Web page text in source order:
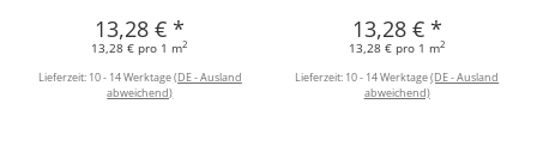
13,28 €*
13,28 € pro 1 m2
Lieferzeit: 10 - 14 Werktage(DE - Ausland
abweichend)
13,28 € *
13,28 € pro 1 m2
Lieferzeit: 10 - 14 Werktage(DE - Ausland
abweichend)